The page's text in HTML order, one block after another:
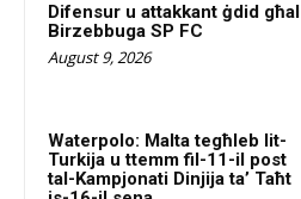
Difensur u attakkant ġdid għal
Birzebbuga SP FC
August 9, 2026
Waterpolo: Malta tegħleb lit-
Turkija u ttemm fil-11-il post
tal-Kampjonati Dinjija ta’ Taħt